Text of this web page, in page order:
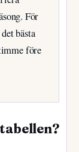
För
bästa
före